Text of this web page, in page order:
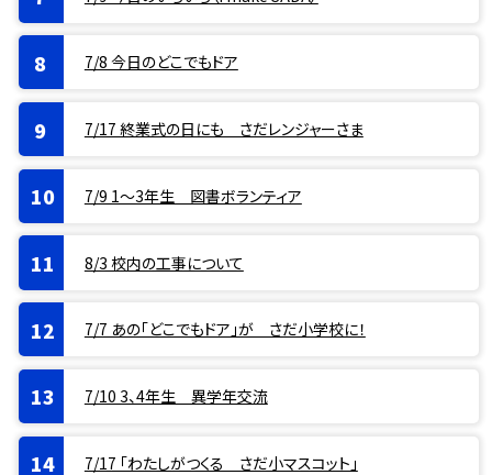
7/8 今日のどこでもドア
7/17 終業式の日にも さだレンジャーさま
7/9 1〜3年生 図書ボランティア
8/3 校内の工事について
7/7 あの「どこでもドア」が さだ小学校に！
7/10 3、4年生 異学年交流
7/17 「わたしがつくる さだ小マスコット」